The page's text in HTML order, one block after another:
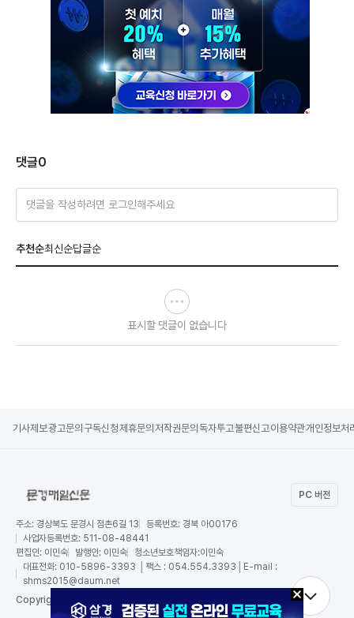
댓글0
댓글을 작성하려면 로그인해주세요
추천순최신순답글순
표시할 댓글이 없습니다
기사제보광고문의 구독신청제휴문의 저작권문의 독자투고불편신고이용약관개인정보처
PC 버전
주소: 경상북도 문경시 점촌6길 13 등록번호: 경북 아00176
사업자등록번호: 511-08-48441
편집인: 이민숙 발행인: 이민숙 청소년보호책임자:이민숙
대표전화: 010-5896-3393 │팩스 : 054.554.3393│E-mail :
shms2015@daum.net
Copyright by 문경매일신문,